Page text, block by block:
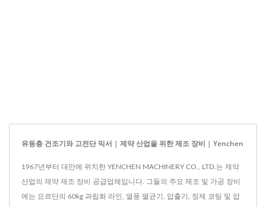
유동층 건조기와 고전단 믹서 | 제약 산업을 위한 제조 장비 | Yenchen
1967년부터 대만에 위치한 YENCHEN MACHINERY CO., LTD.는 제약
산업의 제약 제조 장비 공급업체입니다. 그들의 주요 제조 및 가공 장비
에는 요르단의 60kg 과립화 라인, 열풍 멸균기, 압출기, 정제 코팅 및 압